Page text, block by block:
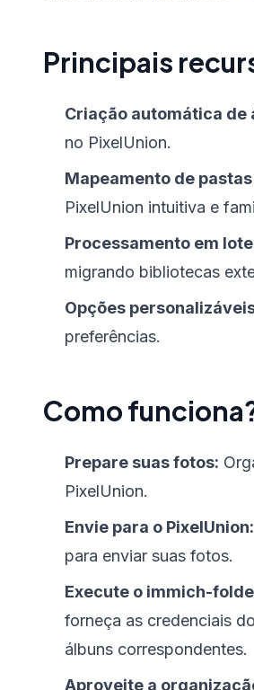
Principais
Criação automática de
no PixelUnion.
Mapeamento de
PixelUnion intuitiva e
Processamento em
migrando bibliotecas
Opções
preferências.
Como
Prepare suas fotos:
PixelUnion.
Envie para o PixelUnion:
para enviar suas fotos.
Execute o immich-
forneça as credenciais
álbuns correspondentes.
Aproveite a